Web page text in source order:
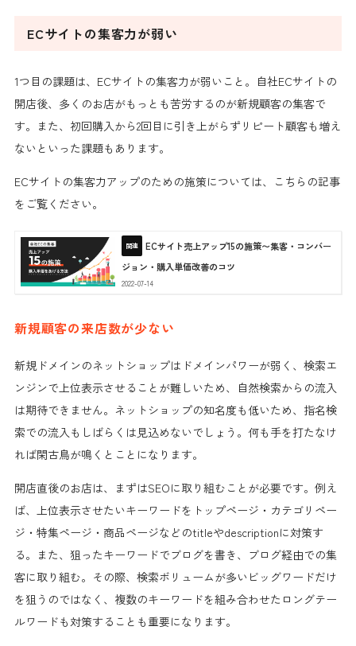
ECサイトの集客力が弱い
1つ目の課題は、ECサイトの集客力が弱いこと。自社ECサイトの
開店後、多くのお店がもっとも苦労するのが新規顧客の集客で
す。また、初回購入から2回目に引き上がらずリピート顧客も増え
ないといった課題もあります。
ECサイトの集客力アップのための施策については、こちらの記事
をご覧ください。
ECサイト売上アップ15の施策〜集客・コンバー
ジョン・購入単価改善のコツ
2022-07-14
新規顧客の来店数が少ない
新規ドメインのネットショップはドメインパワーが弱く、検索エ
ンジンで上位表示させることが難しいため、自然検索からの流入
は期待できません。ネットショップの知名度も低いため、指名検
索での流入もしばらくは見込めないでしょう。何も手を打たなけ
れば閑古鳥が鳴くとことになります。
開店直後のお店は、まずはSEOに取り組むことが必要です。例え
ば、上位表示させたいキーワードをトップページ・カテゴリペー
ジ・特集ページ・商品ページなどのtitleやdescriptionに対策す
る。また、狙ったキーワードでブログを書き、ブログ経由での集
客に取り組む。その際、検索ボリュームが多いビッグワードだけ
を狙うのではなく、複数のキーワードを組み合わせたロングテー
ルワードも対策することも重要になります。